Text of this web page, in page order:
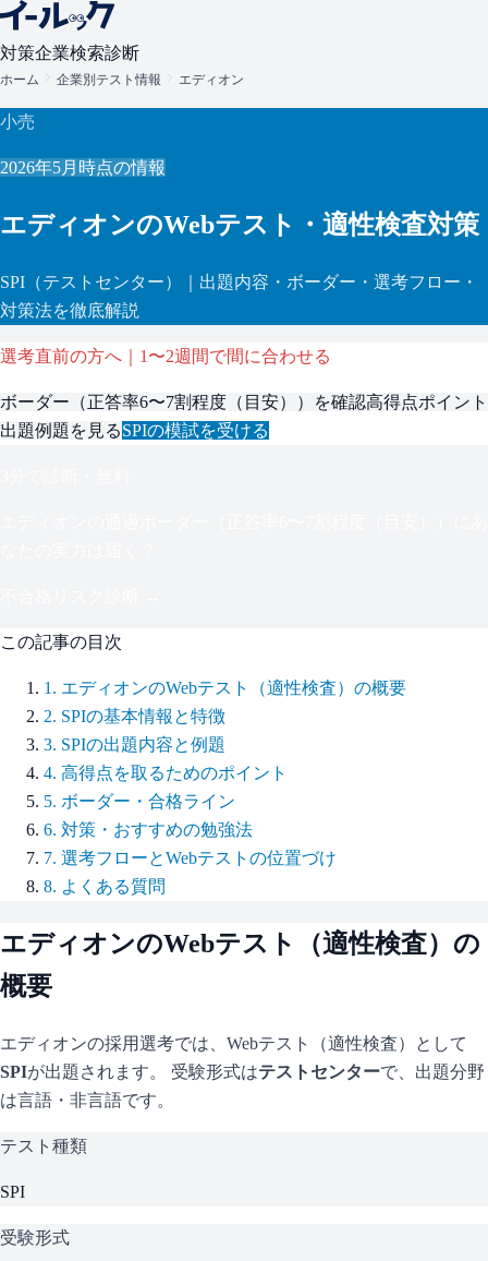
対策企業検索診断
ホーム 企業別テスト情報 エディオン
小売
2026年5月 時点の情報
エディオンのWebテスト・適性検査対策
SPI （テストセンター）
｜出題内容・ボーダー・選考フロー・
対策法を徹底解説
選考直前の方へ｜1〜2週間で間に合わせる
ボーダー（正答率6〜7割程度（目安） ）を確認高得点ポイント
出題例題を見るSPIの模試を受ける
この記事の目次
1 . エディオンのWebテスト（適性検査）の概要
2. SPIの基本情報と特徴
3. SPIの出題内容と例題
4. 高得点を取るためのポイント
5. ボーダー・合格ライン
6. 対策・おすすめの勉強法
7. 選考フローとWebテストの位置づけ
8. よくある質問
エディオンのWebテスト（適性検査）の
概要
エディオンの採用選考では、Webテスト（適性検査）として
SPIが出題されます。 受験形式はテストセンターで、 出題分野
は言語・非言語です。
テスト種類
SPI
受験形式